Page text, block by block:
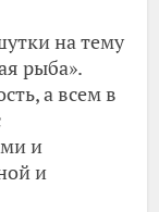
на тему
рыба».
а всем в
и
и